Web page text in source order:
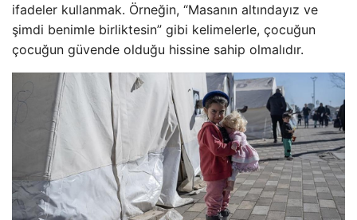
ifadeler kullanmak. Örneğin, “Masanın altındayız ve
şimdi benimle birliktesin” gibi kelimelerle, çocuğun
çocuğun güvende olduğu hissine sahip olmalıdır.